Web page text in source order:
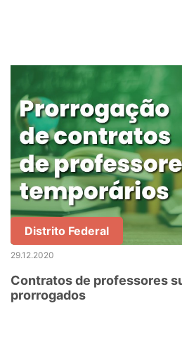
Distrito Federal
29.12.2020
Contratos de professores
prorrogados